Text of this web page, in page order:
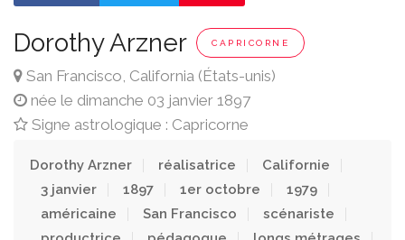
Dorothy Arzner CAPRICORNE
San Francisco, California (États-unis)
née le dimanche 03 janvier 1897
Signe astrologique : Capricorne
Dorothy Arzner réalisatrice
Californie
3 janvier
1897 1er octobre
1979
américaine
San Francisco
scénariste